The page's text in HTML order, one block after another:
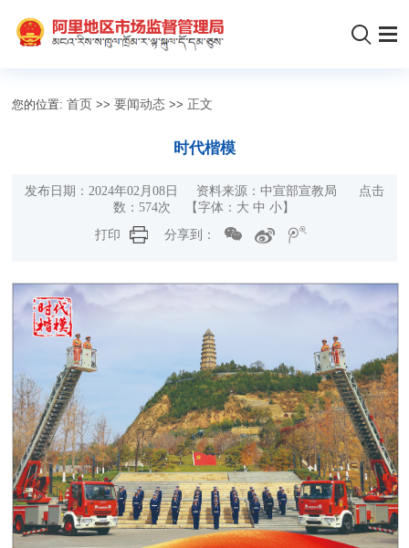
您的位置:首页 >>要闻动态 >> 正文
时代楷模
发布日期：2024年02月08日 资料来源：中宣部宣教局 点击
数： 574次 【字体： 大 中 小 】
打印
分享到：